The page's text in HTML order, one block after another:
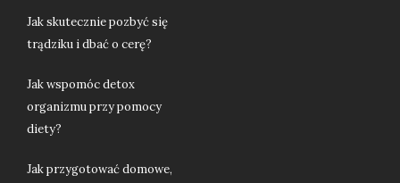
Jak skutecznie pozbyć się
trądziku i dbać o cerę?
Jak wspomóc detox
organizmu przy pomocy
diety?
Jak przygotować domowe,